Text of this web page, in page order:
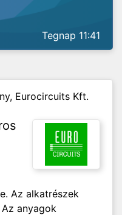
Tegnap 11:41
Eurocircuits Kft.
Az alkatrészek
anyagok